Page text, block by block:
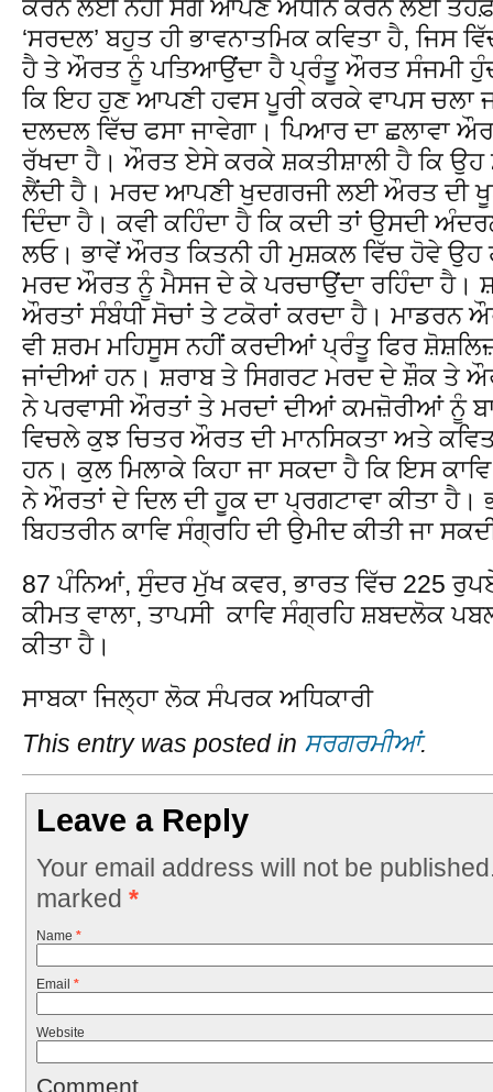
ਕਰਨ ਲਈ ਨਹੀਂ ਸਗੋਂ ਆਪਣੇ ਅਧੀਨ ਕਰਨ ਲਈ ਤੋਹਫ਼ੇ
‘ਸਰਦਲ’ ਬਹੁਤ ਹੀ ਭਾਵਨਾਤਮਿਕ ਕਵਿਤਾ ਹੈ, ਜਿਸ
ਹੈ ਤੇ ਔਰਤ ਨੂੰ ਪਤਿਆਉਂਦਾ ਹੈ ਪ੍ਰੰਤੂ ਔਰਤ ਸੰਜਮੀ
ਕਿ ਇਹ ਹੁਣ ਆਪਣੀ ਹਵਸ ਪੂਰੀ ਕਰਕੇ ਵਾਪਸ ਚਲਾ
ਦਲਦਲ ਵਿੱਚ ਫਸਾ ਜਾਵੇਗਾ। ਪਿਆਰ ਦਾ ਛਲਾਵਾ
ਰੱਖਦਾ ਹੈ। ਔਰਤ ਏਸੇ ਕਰਕੇ ਸ਼ਕਤੀਸ਼ਾਲੀ ਹੈ ਕਿ ਉਹ
ਲੈਂਦੀ ਹੈ। ਮਰਦ ਆਪਣੀ ਖੁਦਗਰਜੀ ਲਈ ਔਰਤ ਦੀ
ਦਿੰਦਾ ਹੈ। ਕਵੀ ਕਹਿੰਦਾ ਹੈ ਕਿ ਕਦੀ ਤਾਂ ਉਸਦੀ
ਲਓ। ਭਾਵੇਂ ਔਰਤ ਕਿਤਨੀ ਹੀ ਮੁਸ਼ਕਲ ਵਿੱਚ ਹੋਵੇ ਉਹ
ਮਰਦ ਔਰਤ ਨੂੰ ਮੈਸਜ ਦੇ ਕੇ ਪਰਚਾਉਂਦਾ ਰਹਿੰਦਾ ਹੈ।
ਔਰਤਾਂ ਸੰਬੰਧੀ ਸੋਚਾਂ ਤੇ ਟਕੋਰਾਂ ਕਰਦਾ ਹੈ। ਮਾਡਰਨ
ਵੀ ਸ਼ਰਮ ਮਹਿਸੂਸ ਨਹੀਂ ਕਰਦੀਆਂ ਪ੍ਰੰਤੂ ਫਿਰ
ਜਾਂਦੀਆਂ ਹਨ। ਸ਼ਰਾਬ ਤੇ ਸਿਗਰਟ ਮਰਦ ਦੇ ਸ਼ੌਕ ਤੇ
ਨੇ ਪਰਵਾਸੀ ਔਰਤਾਂ ਤੇ ਮਰਦਾਂ ਦੀਆਂ ਕਮਜ਼ੋਰੀਆਂ ਨੂੰ
ਵਿਚਲੇ ਕੁਝ ਚਿਤਰ ਔਰਤ ਦੀ ਮਾਨਸਿਕਤਾ ਅਤੇ
ਹਨ। ਕੁਲ ਮਿਲਾਕੇ ਕਿਹਾ ਜਾ ਸਕਦਾ ਹੈ ਕਿ ਇਸ
ਨੇ ਔਰਤਾਂ ਦੇ ਦਿਲ ਦੀ ਹੂਕ ਦਾ ਪ੍ਰਗਟਾਵਾ ਕੀਤਾ ਹੈ।
ਬਿਹਤਰੀਨ ਕਾਵਿ ਸੰਗ੍ਰਹਿ ਦੀ ਉਮੀਦ ਕੀਤੀ ਜਾ
87 ਪੰਨਿਆਂ, ਸੁੰਦਰ ਮੁੱਖ ਕਵਰ, ਭਾਰਤ ਵਿੱਚ 225
ਕੀਮਤ ਵਾਲਾ, ਤਾਪਸੀ ਕਾਵਿ ਸੰਗ੍ਰਹਿ ਸ਼ਬਦਲੋਕ
ਕੀਤਾ ਹੈ।
ਸਾਬਕਾ ਜਿਲ੍ਹਾ ਲੋਕ ਸੰਪਰਕ ਅਧਿਕਾਰੀ
This entry was posted in ਸਰਗਰਮੀਆਂ.
Leave a Reply
Your email address will not be
marked *
Name *
Email *
Website
Comment